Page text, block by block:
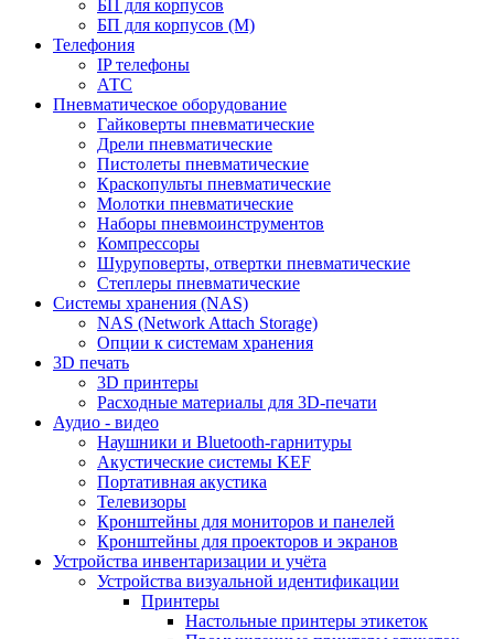
БП для корпусов
БП для корпусов (М)
Телефония
IP телефоны
АТС
Пневматическое оборудование
Гайковерты пневматические
Дрели пневматические
Пистолеты пневматические
Краскопульты пневматические
Молотки пневматические
Наборы пневмоинструментов
Компрессоры
Шуруповерты, отвертки пневматические
Степлеры пневматические
Cистемы хранения (NAS)
NAS (Network Attach Storage)
Опции к системам хранения
3D печать
3D принтеры
Расходные материалы для 3D-печати
Аудио - видео
Наушники и Bluetooth-гарнитуры
Акустические системы KEF
Портативная акустика
Телевизоры
Кронштейны для мониторов и панелей
Кронштейны для проекторов и экранов
Устройства инвентаризации и учёта
Устройства визуальной идентификации
Принтеры
Настольные принтеры этикеток